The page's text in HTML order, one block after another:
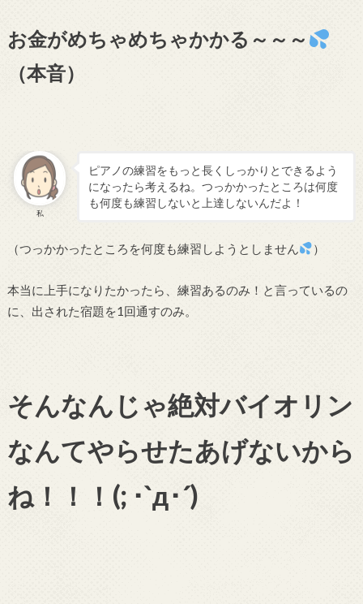
お金がめちゃめちゃかかる～～～
（本音）
私
ピアノの練習をもっと長くしっかりとできるよう
になったら考えるね。つっかかったところは何度
も何度も練習しないと上達しないんだよ！
（つっかかったところを何度も練習しようとしません ）
本当に上手になりたかったら、練習あるのみ！と言っているの
に、出された宿題を1回通すのみ。
そんなんじゃ絶対バイオリン
なんてやらせたあげないから
ね！！！(; ･`д･´)